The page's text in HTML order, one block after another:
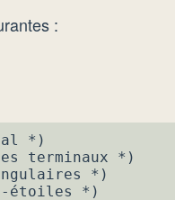
:
*)
*)
*)
étoiles *)